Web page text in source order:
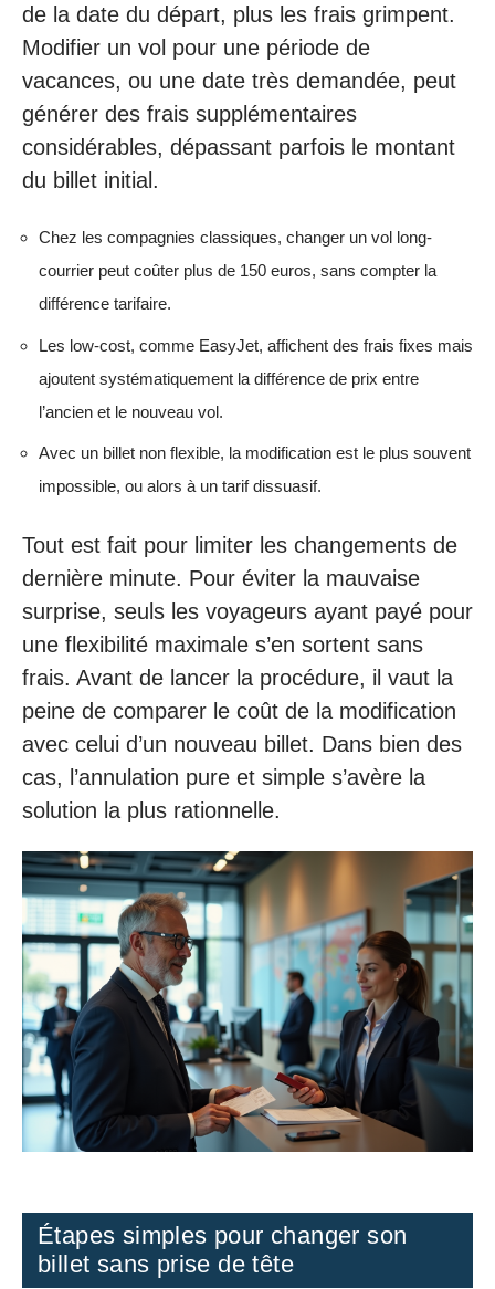
de la date du départ, plus les frais grimpent.
Modifier un vol pour une période de
vacances, ou une date très demandée, peut
générer des frais supplémentaires
considérables, dépassant parfois le montant
du billet initial.
Chez les compagnies classiques, changer un vol long-
courrier peut coûter plus de 150 euros, sans compter la
différence tarifaire.
Les low-cost, comme EasyJet, affichent des frais fixes mais
ajoutent systématiquement la différence de prix entre
l’ancien et le nouveau vol.
Avec un billet non flexible, la modification est le plus souvent
impossible, ou alors à un tarif dissuasif.
Tout est fait pour limiter les changements de
dernière minute. Pour éviter la mauvaise
surprise, seuls les voyageurs ayant payé pour
une flexibilité maximale s’en sortent sans
frais. Avant de lancer la procédure, il vaut la
peine de comparer le coût de la modification
avec celui d’un nouveau billet. Dans bien des
cas, l’annulation pure et simple s’avère la
solution la plus rationnelle.
Étapes simples pour changer son
billet sans prise de tête